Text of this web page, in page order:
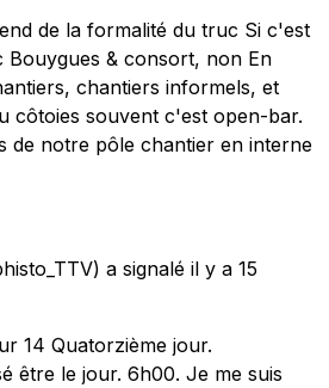
de la formalité du truc Si c'est
Bouygues & consort, non En
chantiers informels, et
côtoies souvent c'est open-bar.
de notre pôle chantier en interne
a signalé il y a 15
14 Quatorzième jour.
être le jour. 6h00. Je me suis